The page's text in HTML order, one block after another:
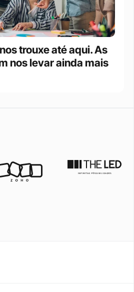
trouxe até aqui. As
nos levar ainda mais